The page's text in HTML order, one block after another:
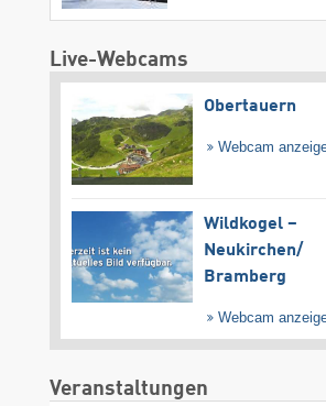
Live-Webcams
Obertauern
Webcam
Wildkogel –
Neukirchen/​
Bramberg
Webcam
Veranstaltungen